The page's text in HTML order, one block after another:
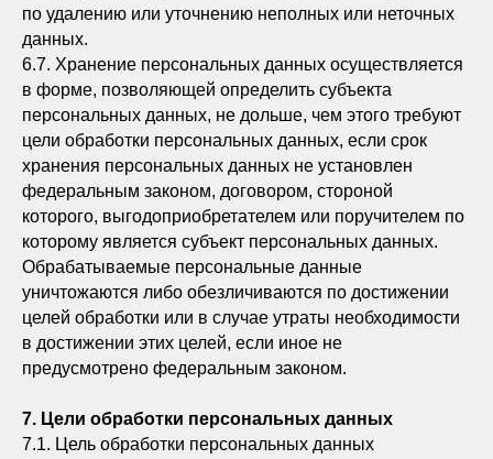
по удалению или уточнению неполных или неточных
данных.
6.7. Хранение персональных данных осуществляется
в форме, позволяющей определить субъекта
персональных данных, не дольше, чем этого требуют
цели обработки персональных данных, если срок
хранения персональных данных не установлен
федеральным законом, договором, стороной
которого, выгодоприобретателем или поручителем по
которому является субъект персональных данных.
Обрабатываемые персональные данные
уничтожаются либо обезличиваются по достижении
целей обработки или в случае утраты необходимости
в достижении этих целей, если иное не
предусмотрено федеральным законом.
7. Цели обработки персональных данных
7.1. Цель обработки персональных данных